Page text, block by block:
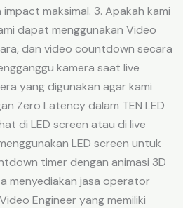
maksimal. 3. Apakah kami
dapat menggunakan Video
dan video countdown secara
kamera saat live
yang digunakan agar kami
Zero Latency dalam TEN LED
di LED screen atau di live
LED screen untuk
timer dengan animasi 3D
menyediakan jasa operator
Engineer yang memiliki